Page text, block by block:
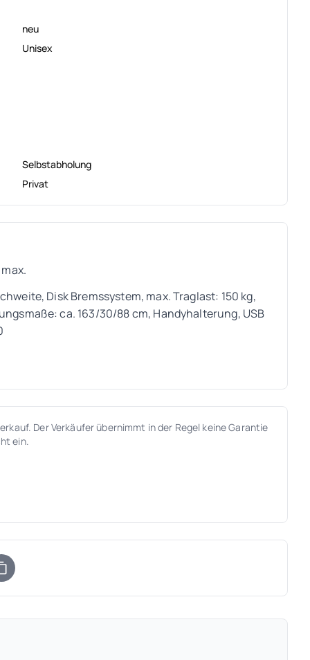
neu
Unisex
Selbstabholung
Privat
Disk Bremssystem, max. Traglast: 150 kg,
ca. 163/30/88 cm, Handyhalterung, USB
Der Verkäufer übernimmt in der Regel keine Garantie
ein.
Tab)